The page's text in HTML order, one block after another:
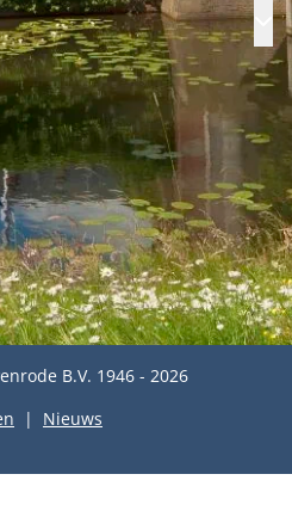
B.V. 1946 - 2026
Nieuws